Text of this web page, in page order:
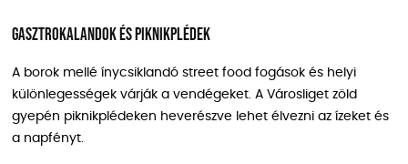
Gasztrokalandok és piknikplédek
A borok mellé ínycsiklandó street food fogások és helyi
különlegességek várják a vendégeket. A Városliget zöld
gyepén piknikplédeken heverészve lehet élvezni az ízeket és
a napfényt.